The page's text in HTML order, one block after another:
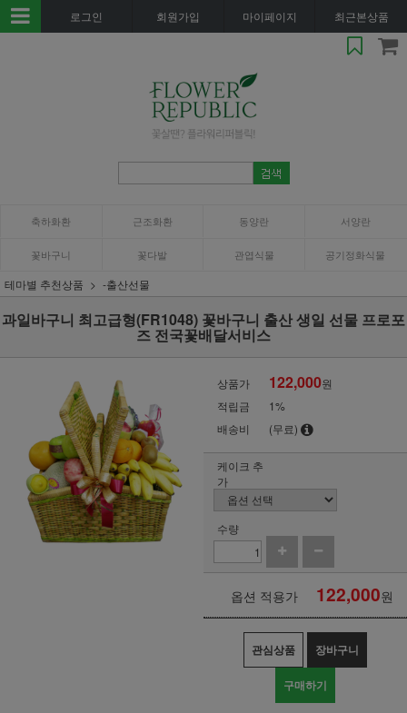
로그인 회원가입 마이페이지 최근본상품
축하화환 근조화환 동양란 서양란
꽃바구니 꽃다발 관엽식물 공기정화식물
테마별 추천상품 -출산선물
과일바구니 최고급형(FR1048) 꽃바구니 출산 생일 선물 프로포
즈 전국꽃배달서비스
상품가 122,000원
적립금
1%
배송비
(무료)
케이크 추
가
수량
옵션 적용가 122,000원
관심상품 장바구니
구매하기